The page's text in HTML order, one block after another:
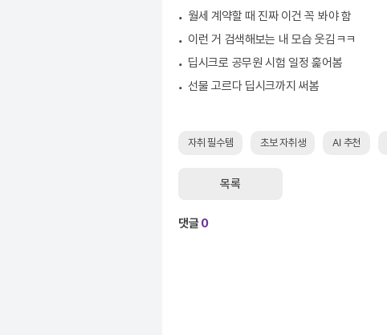
월세 계약할 때 진짜 이건 꼭 봐야 함
이런 거 검색해보는 내 모습 웃김ㅋㅋ
딥시크로 공무원 시험 일정 훑어봄
선물 고르다 딥시크까지 써봄
자취 필수템 초보 자취생 AI 추천
목록
댓글0